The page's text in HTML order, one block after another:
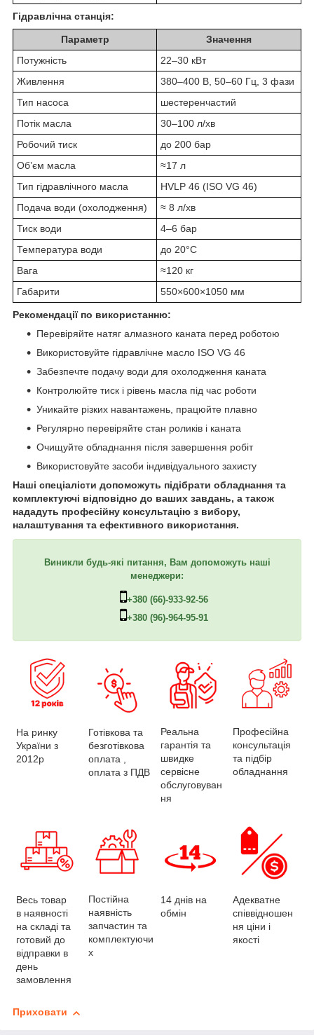
Гідравлічна станція:
Параметр
Значення
Потужність
22–30 кВт
Живлення
380–400 В, 50–60 Гц, 3 фази
Тип насоса
шестеренчастий
Потік масла
30–100 л/хв
Робочий тиск
до 200 бар
Об’єм масла
≈17 л
Тип гідравлічного масла
HVLP 46 (ISO VG 46)
Подача води (охолодження)
≈ 8 л/хв
Тиск води
4–6 бар
Температура води
до 20°C
Вага
≈120 кг
Габарити
550×600×1050 мм
Рекомендації по використанню:
Перевіряйте натяг алмазного каната перед роботою
Використовуйте гідравлічне масло ISO VG 46
Забезпечте подачу води для охолодження каната
Контролюйте тиск і рівень масла під час роботи
Уникайте різких навантажень, працюйте плавно
Регулярно перевіряйте стан роликів і каната
Очищуйте обладнання після завершення робіт
Використовуйте засоби індивідуального захисту
Наші спеціалісти допоможуть підібрати обладнання та
комплектуючі відповідно до ваших завдань, а також
нададуть професійну консультацію з вибору,
налаштування та ефективного використання.
Виникли будь-які питання, Вам допоможуть наші
менеджери:
+380 (66)-933-92-56
+380 (96)-964-95-91
На ринку
України з
2012р
Готівкова та
безготівкова
оплата ,
оплата з ПДВ
Реальна
гарантія та
швидке
сервісне
обслуговуван
ня
Професійна
консультація
та підбір
обладнання
Весь товар
в наявності
на складі та
готовий до
відправки в
день
замовлення
Постійна
наявність
запчастин та
комплектуючи
х
14 днів на
обмін
Адекватне
співвідношен
ня ціни і
якості
Приховати